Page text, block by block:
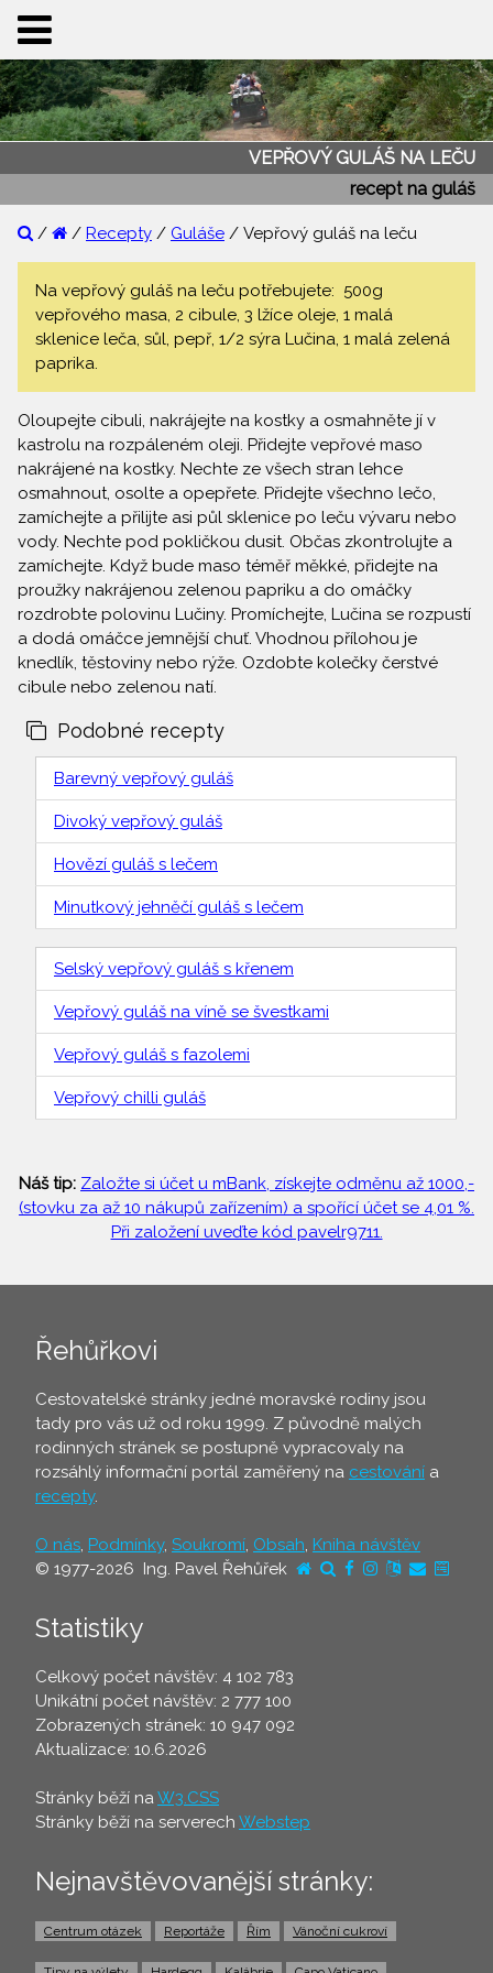
VEPŘOVÝ GULÁŠ NA LEČU
recept na guláš
/ / Recepty / Guláše / Vepřový guláš na leču
Na vepřový guláš na leču potřebujete: 500g
vepřového masa, 2 cibule, 3 lžíce oleje, 1 malá
sklenice leča, sůl, pepř, 1/2 sýra Lučina, 1 malá zelená
paprika.
Oloupejte cibuli, nakrájejte na kostky a osmahněte jí v
kastrolu na rozpáleném oleji. Přidejte vepřové maso
nakrájené na kostky. Nechte ze všech stran lehce
osmahnout, osolte a opepřete. Přidejte všechno lečo,
zamíchejte a přilijte asi půl sklenice po leču vývaru nebo
vody. Nechte pod pokličkou dusit. Občas zkontrolujte a
zamíchejte. Když bude maso téměř měkké, přidejte na
proužky nakrájenou zelenou papriku a do omáčky
rozdrobte polovinu Lučiny. Promíchejte, Lučina se rozpustí
a dodá omáčce jemnější chuť. Vhodnou přílohou je
knedlík, těstoviny nebo rýže. Ozdobte kolečky čerstvé
cibule nebo zelenou natí.
Podobné recepty
Barevný vepřový guláš
Divoký vepřový guláš
Hovězí guláš s lečem
Minutkový jehněčí guláš s lečem
Selský vepřový guláš s křenem
Vepřový guláš na víně se švestkami
Vepřový guláš s fazolemi
Vepřový chilli guláš
Náš tip: Založte si účet u mBank, získejte odměnu až 1000,-
(stovku za až 10 nákupů zařízením) a spořící účet se 4,01 %.
Při založení uveďte kód pavelr9711.
Řehůřkovi
Cestovatelské stránky jedné moravské rodiny jsou
tady pro vás už od roku 1999. Z původně malých
rodinných stránek se postupně vypracovaly na
rozsáhlý informační portál zaměřený na cestování a
recepty.
O nás, Podmínky, Soukromí, Obsah, Kniha návštěv
© 1977-2026 Ing. Pavel Řehůřek
Statistiky
Celkový počet návštěv: 4 102 783
Unikátní počet návštěv: 2 777 100
Zobrazených stránek: 10 947 092
Aktualizace: 10.6.2026
Stránky běží naW3.CSS
Stránky běží na serverech Webstep
Nejnavštěvovanější stránky:
Centrum otázek Reportáže Řím Vánoční cukroví